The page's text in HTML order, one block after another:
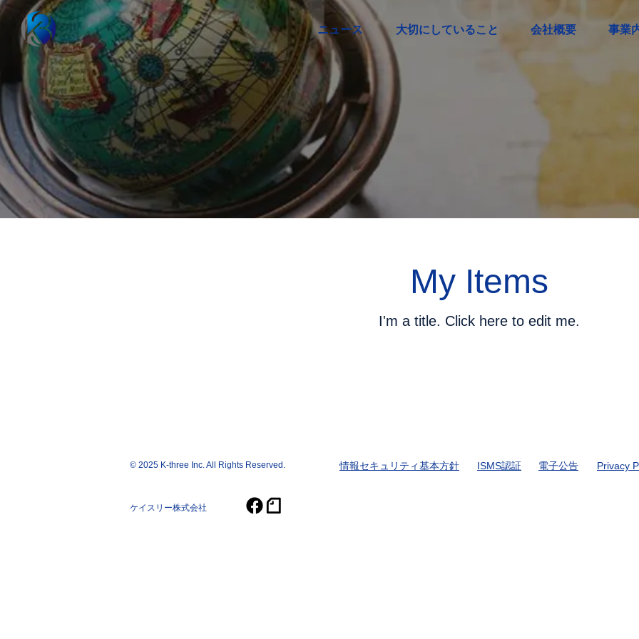
ニュース 大切にしていること 会社概要 事業
My Items
I'm a title. ​Click here to edit me.
© 2025 K-three Inc. All Rights Reserved. ​情報セキュリティ基本方針 Privacy
ISMS認証 電子公告
ケイスリー株式会社